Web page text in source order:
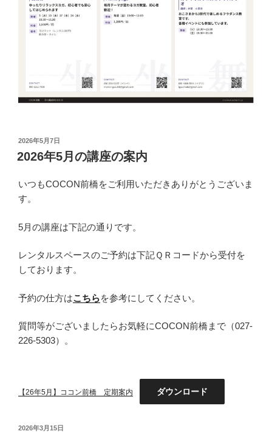
投
稿
日:
2026年5月7日
2026年5月の講座の案内
いつもCOCON前橋をご利用いただきありがとうございま
す。
5月の講座は下記の通りです。
レンタルスペースのご予約は下記ＱＲコードから受付を
しております。
予約の仕方はこちらを参考にしてください。
質問等がございましたらお気軽にCOCON前橋まで（027-
226-5303）。
【26年5月】ココン前橋 定期案内 ダウンロード
投
2026年3月15日